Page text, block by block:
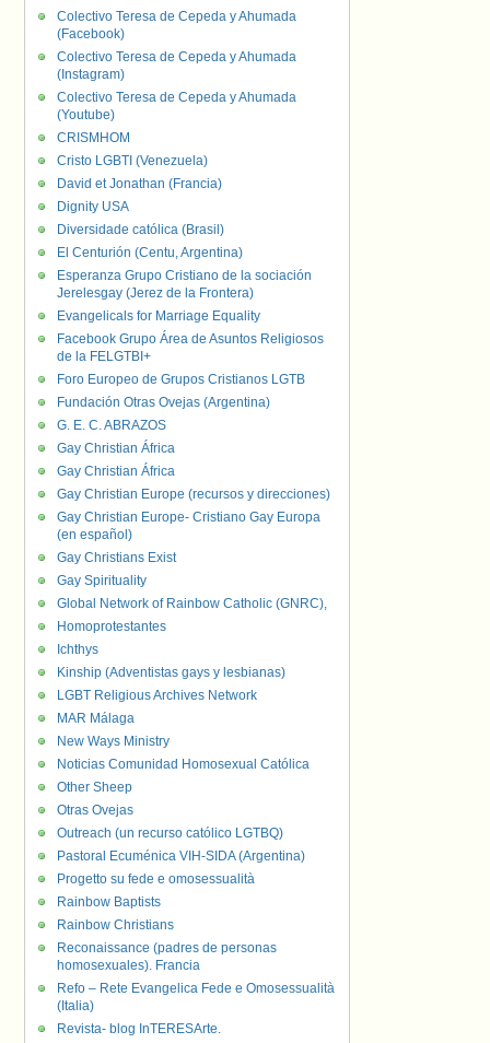
Colectivo Teresa de Cepeda y Ahumada
(Facebook)
Colectivo Teresa de Cepeda y Ahumada
(Instagram)
Colectivo Teresa de Cepeda y Ahumada
(Youtube)
CRISMHOM
Cristo LGBTI (Venezuela)
David et Jonathan (Francia)
Dignity USA
Diversidade católica (Brasil)
El Centurión (Centu, Argentina)
Esperanza Grupo Cristiano de la sociación
Jerelesgay (Jerez de la Frontera)
Evangelicals for Marriage Equality
Facebook Grupo Área de Asuntos Religiosos
de la FELGTBI+
Foro Europeo de Grupos Cristianos LGTB
Fundación Otras Ovejas (Argentina)
G. E. C. ABRAZOS
Gay Christian África
Gay Christian África
Gay Christian Europe (recursos y direcciones)
Gay Christian Europe- Cristiano Gay Europa
(en español)
Gay Christians Exist
Gay Spirituality
Global Network of Rainbow Catholic (GNRC),
Homoprotestantes
Ichthys
Kinship (Adventistas gays y lesbianas)
LGBT Religious Archives Network
MAR Málaga
New Ways Ministry
Noticias Comunidad Homosexual Católica
Other Sheep
Otras Ovejas
Outreach (un recurso católico LGTBQ)
Pastoral Ecuménica VIH-SIDA (Argentina)
Progetto su fede e omosessualità
Rainbow Baptists
Rainbow Christians
Reconaissance (padres de personas
homosexuales). Francia
Refo – Rete Evangelica Fede e Omosessualità
(Italia)
Revista- blog InTERESArte.